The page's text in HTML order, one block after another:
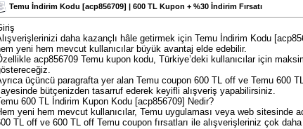
Temu İndirim Kodu [acp856709] | 600 TL Kupon + %30 İndirim Fırsatı
daha kazançlı hâle getirmek için Temu İndirim Kodu
yeni hem mevcut kullanıcılar büyük avantaj elde edebilir.
acp856709 Temu kupon kodu, Türkiye’deki kullanıcılar için
üçüncü paragrafta yer alan Temu coupon 600 TL off ve Temu 600
bütçenizden tasarruf ederek keyifli alışveriş yapabilirsiniz.
600 TL İndirim Kupon Kodu [acp856709] Nedir?
yeni hem mevcut kullanıcılar, Temu uygulaması veya web
TL off ve 600 TL off Temu coupon fırsatları ile alışverişleriniz çok